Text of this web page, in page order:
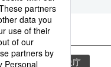
災害 気象庁